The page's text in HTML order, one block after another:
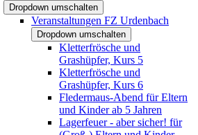
Dropdown umschalten
Veranstaltungen FZ Urdenbach
Dropdown umschalten
Kletterfrösche und
Grashüpfer, Kurs 5
Kletterfrösche und
Grashüpfer, Kurs 6
Fledermaus-Abend für Eltern
und Kinder ab 5 Jahren
Lagerfeuer - aber sicher! für